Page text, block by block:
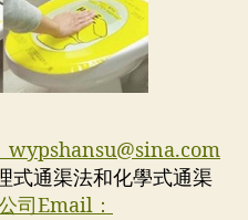
wypshansu@sina.com
式通渠法和化學式通渠
司Email：